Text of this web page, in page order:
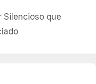
Silencioso que